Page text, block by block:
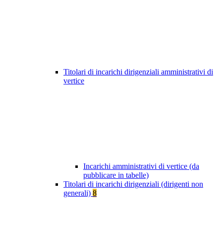
Titolari di incarichi dirigenziali amministrativi di
vertice
Incarichi amministrativi di vertice (da
pubblicare in tabelle)
Titolari di incarichi dirigenziali (dirigenti non
generali) 8